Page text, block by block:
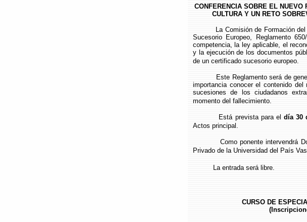
CONFERENCIA SOBRE EL NUEVO
CULTURA Y UN RETO
La Comisión de Formación del
Sucesorio Europeo, Reglamento
competencia, la ley aplicable, el
y la ejecución de los documentos
de un certificado sucesorio europeo.
Este Reglamento será de
importancia conocer el contenido
sucesiones de los ciudadanos
momento del fallecimiento.
Está prevista para el día 30
Actos principal.
Como ponente intervendrá Don
Privado de la Universidad del País
La entrada será libre.
CURSO DE